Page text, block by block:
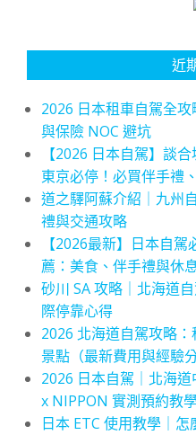
近
2026 日本租車自駕全
與保險 NOC 避坑
【2026 日本自駕】談
東京必停！必買伴手禮
道之驛阿蘇介紹｜九州
禮與交通攻略
【2026最新】日本自
薦：美食、伴手禮與休
砂川 SA 攻略｜北海道
際停靠心得
2026 北海道自駕攻略
景點（最新費用與經驗分
2026 日本自駕｜北海
x NIPPON 實測預約教
日本 ETC 使用教學｜